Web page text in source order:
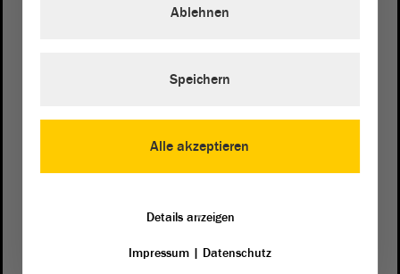
von Sachsen-Anhalt
Alle akzeptieren
Ablehnen
Speichern
Details anzeigen
Impressum| Datenschutz